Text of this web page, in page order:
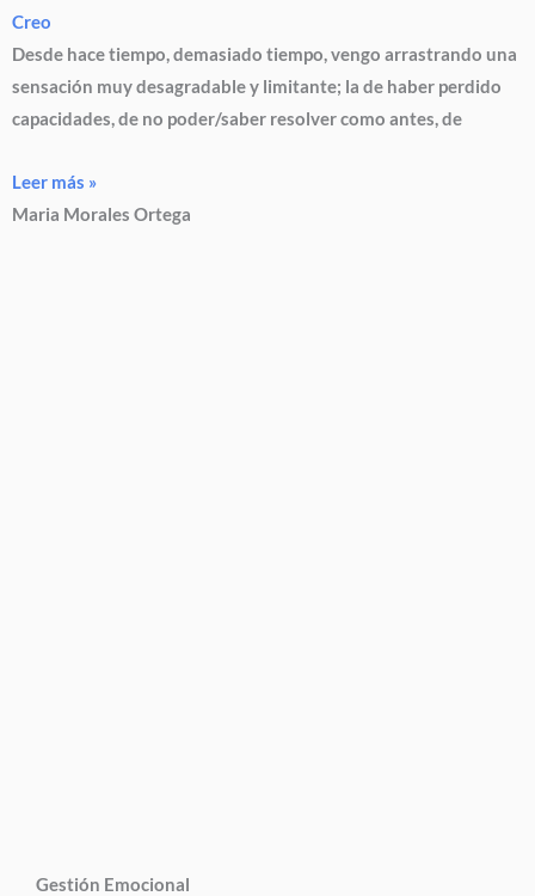
Creo
Desde hace tiempo, demasiado tiempo, vengo arrastrando una
sensación muy desagradable y limitante; la de haber perdido
capacidades, de no poder/saber resolver como antes, de
Leer más »
Maria Morales Ortega
Gestión Emocional